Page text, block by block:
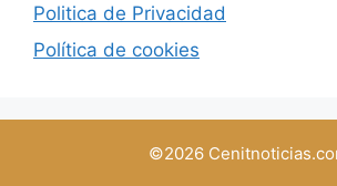
Politica de Privacidad
Política de cookies
©2026